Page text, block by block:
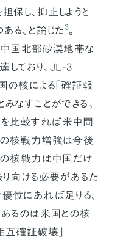
保し、抑止しようと
る、と論じた3。
国北部砂漠地帯な
しており、JL-3
核による「確証報
なすことができる。
比較すれば米中間
の核戦力増強は今後
の核戦力は中国だけ
り向ける必要があるた
位にあれば足りる、
あるのは米国との核
互確証破壊」